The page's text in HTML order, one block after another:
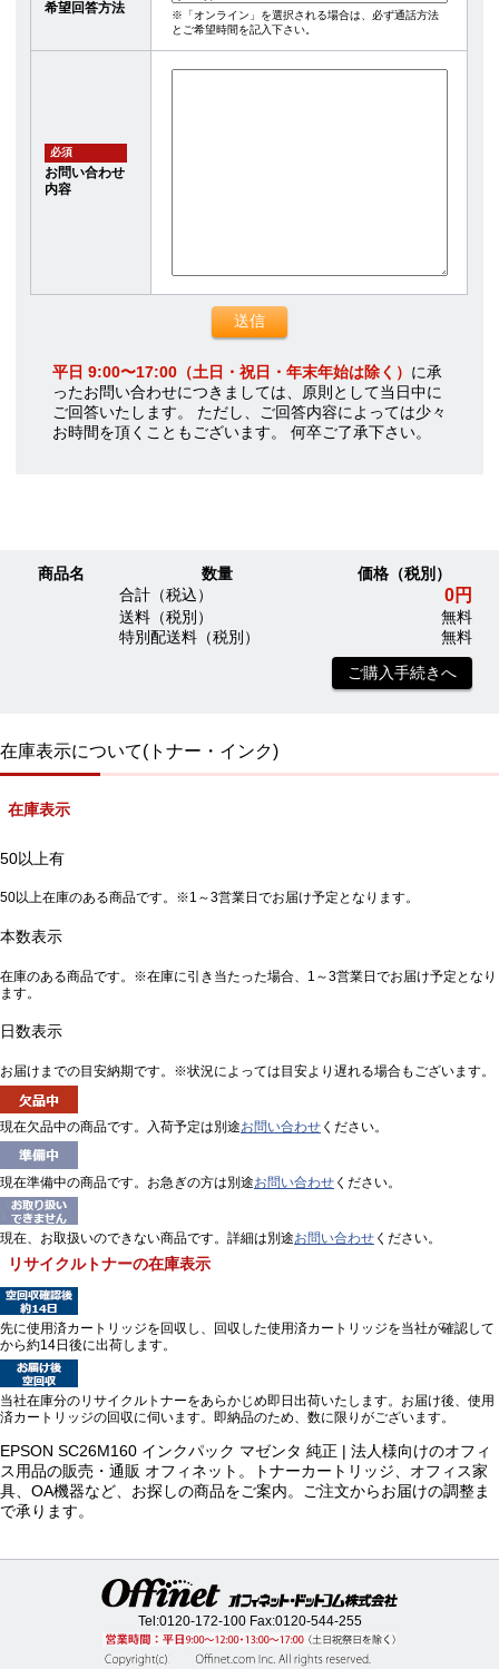
希望回答方法
※「オンライン」を選択される場合は、必ず通話方法
とご希望時間を記入下さい。
必須
お問い合わせ
内容
平日 9:00〜17:00（土日・祝日・年末年始は除く） に承
ったお問い合わせにつきましては、原則として当日中に
ご回答いたします。 ただし、ご回答内容によっては少々
お時間を頂くこともございます。 何卒ご了承下さい。
商品名 数量
価格（税別）
合計（税込）
0円
送料（税別）
無料
特別配送料（税別）
無料
ご購入手続きへ
在庫表示について(トナー・インク)
在庫表示
50以上有
50以上在庫のある商品です。※1～3営業日でお届け予定となります。
本数表示
在庫のある商品です。※在庫に引き当たった場合、1～3営業日でお届け予定となり
ます。
日数表示
お届けまでの目安納期です。※状況によっては目安より遅れる場合もございます。
現在欠品中の商品です。入荷予定は別途お問い合わせ ください。
現在準備中の商品です。お急ぎの方は別途お問い合わせ ください。
現在、お取扱いのできない商品です。詳細は別途お問い合わせ ください。
リサイクルトナーの在庫表示
先に使用済カートリッジを回収し、回収した使用済カートリッジを当社が確認して
から約14日後に出荷します。
当社在庫分のリサイクルトナーをあらかじめ即日出荷いたします。お届け後、使用
済カートリッジの回収に伺います。即納品のため、数に限りがございます。
EPSON SC26M160 インクパック マゼンタ 純正 | 法人様向けのオフィ
ス用品の販売・通販 オフィネット。トナーカートリッジ、オフィス家
具、OA機器など、お探しの商品をご案内。ご注文からお届けの調整ま
で承ります。
Tel:0120-172-100Fax:0120-544-255